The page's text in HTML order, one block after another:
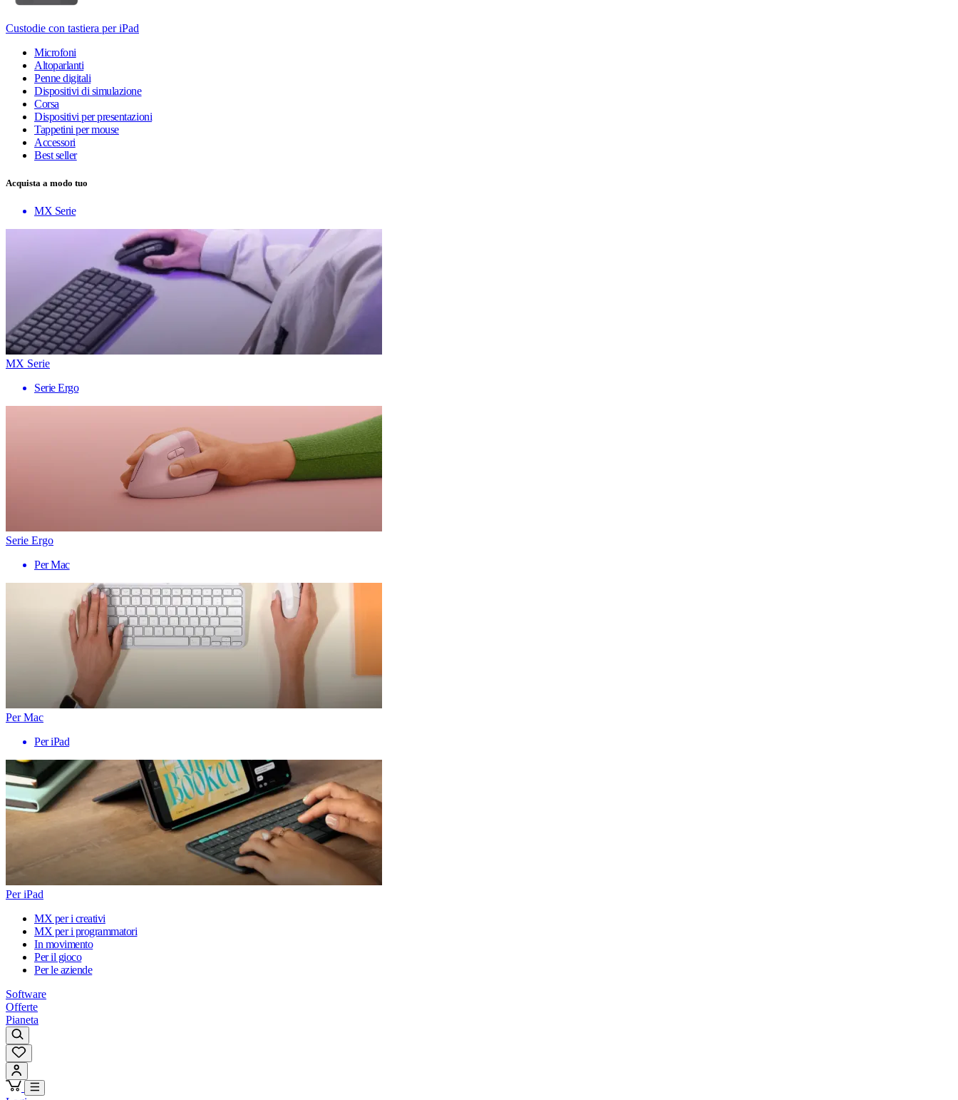
Custodie con tastiera per iPad
Microfoni
Altoparlanti
Penne digitali
Dispositivi di simulazione
Corsa
Dispositivi per presentazioni
Tappetini per mouse
Accessori
Best seller
Acquista a modo tuo
MX Serie
MX Serie
Serie Ergo
Serie Ergo
Per Mac
Per Mac
Per iPad
Per iPad
MX per i creativi
MX per i programmatori
In movimento
Per il gioco
Per le aziende
Software
Offerte
Pianeta